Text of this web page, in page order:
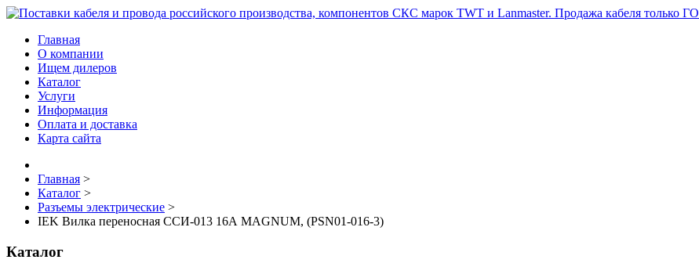
Главная
О компании
Ищем дилеров
Каталог
Услуги
Информация
Оплата и доставка
Карта сайта
Главная >
Каталог >
Разъемы электрические >
IEK Вилка переносная ССИ-013 16А MAGNUM, (PSN01-016-3)
Каталог